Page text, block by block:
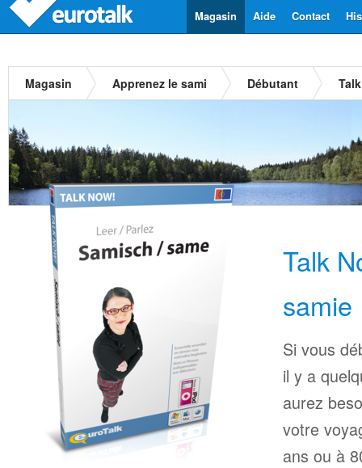
Contact
Aide
Magasin
Magasin Apprenez le sami Débutant
Talk
samie
Si vous
il y a
aurez
votre
ans ou à